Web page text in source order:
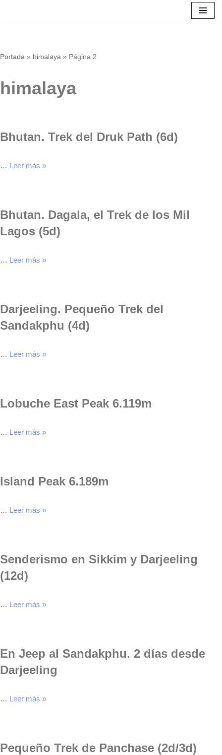
Portada » himalaya » Página 2
himalaya
Bhutan. Trek del Druk Path (6d)
… Leer más »
Bhutan. Dagala, el Trek de los Mil
Lagos (5d)
… Leer más »
Darjeeling. Pequeño Trek del
Sandakphu (4d)
… Leer más »
Lobuche East Peak 6.119m
… Leer más »
Island Peak 6.189m
… Leer más »
Senderismo en Sikkim y Darjeeling
(12d)
… Leer más »
En Jeep al Sandakphu. 2 días desde
Darjeeling
… Leer más »
Pequeño Trek de Panchase (2d/3d)